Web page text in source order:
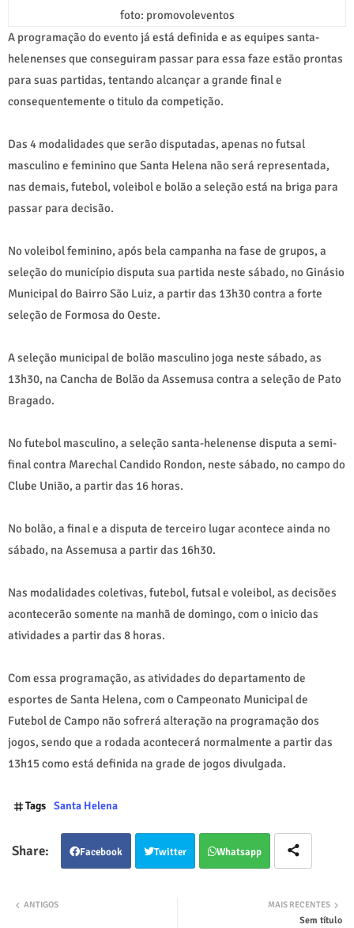
foto: promovoleventos
A programação do evento já está definida e as equipes santa-
helenenses que conseguiram passar para essa faze estão prontas
para suas partidas, tentando alcançar a grande final e
consequentemente o titulo da competição.
Das 4 modalidades que serão disputadas, apenas no futsal
masculino e feminino que Santa Helena não será representada,
nas demais, futebol, voleibol e bolão a seleção está na briga para
passar para decisão.
No voleibol feminino, após bela campanha na fase de grupos, a
seleção do município disputa sua partida neste sábado, no Ginásio
Municipal do Bairro São Luiz, a partir das 13h30 contra a forte
seleção de Formosa do Oeste.
A seleção municipal de bolão masculino joga neste sábado, as
13h30, na Cancha de Bolão da Assemusa contra a seleção de Pato
Bragado.
No futebol masculino, a seleção santa-helenense disputa a semi-
final contra Marechal Candido Rondon, neste sábado, no campo do
Clube União, a partir das 16 horas.
No bolão, a final e a disputa de terceiro lugar acontece ainda no
sábado, na Assemusa a partir das 16h30.
Nas modalidades coletivas, futebol, futsal e voleibol, as decisões
acontecerão somente na manhã de domingo, com o inicio das
atividades a partir das 8 horas.
Com essa programação, as atividades do departamento de
esportes de Santa Helena, com o Campeonato Municipal de
Futebol de Campo não sofrerá alteração na programação dos
jogos, sendo que a rodada acontecerá normalmente a partir das
13h15 como está definida na grade de jogos divulgada.
Tags Santa Helena
Facebook Twitter Whatsapp
MAIS RECENTES
Sem título
ANTIGOS